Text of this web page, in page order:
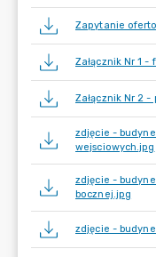
Zapytanie
Załącznik Nr 1
Załącznik Nr 2
zdjęcie -
wejsciowych.jpg
zdjęcie -
bocznej.jpg
zdjęcie -